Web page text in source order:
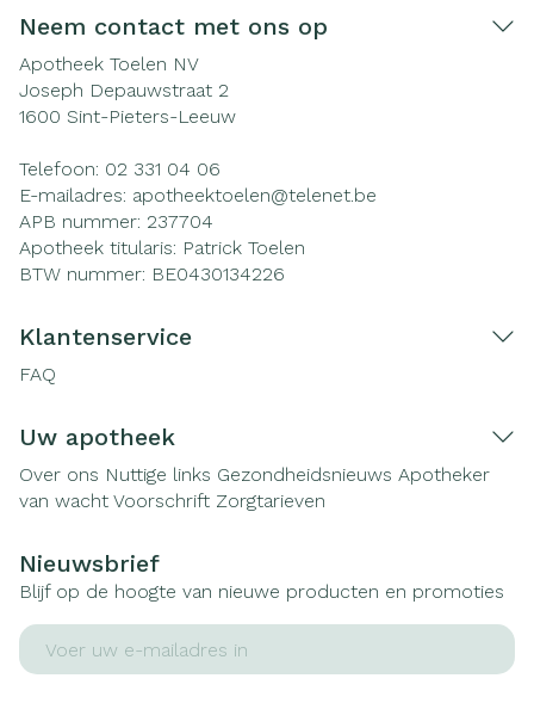
Neem contact met ons op
Apotheek Toelen NV
Joseph Depauwstraat 2
1600 Sint-Pieters-Leeuw
Telefoon: 02 331 04 06
E-mailadres: apotheektoelen@telenet.be
APB nummer: 237704
Apotheek titularis: Patrick Toelen
BTW nummer: BE0430134226
Klantenservice
FAQ
Uw apotheek
Over ons Nuttige links Gezondheidsnieuws Apotheker
van wacht Voorschrift Zorgtarieven
Nieuwsbrief
Blijf op de hoogte van nieuwe producten en promoties
E-mail adres